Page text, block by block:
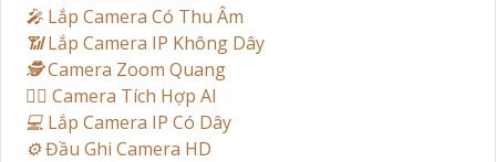
️🎤️ Lắp Camera Có Thu Âm
📶Lắp Camera IP Không Dây
🕵️Camera Zoom Quang
🧛‍♀️ Camera Tích Hợp AI
💻 Lắp Camera IP Có Dây
⚙️Đầu Ghi Camera HD